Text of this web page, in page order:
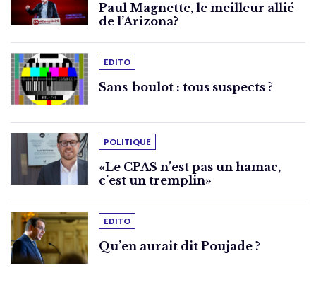
Paul Magnette, le meilleur allié
de l’Arizona?
EDITO
Sans-boulot : tous suspects ?
POLITIQUE
«Le CPAS n’est pas un hamac,
c’est un tremplin»
EDITO
Qu’en aurait dit Poujade ?